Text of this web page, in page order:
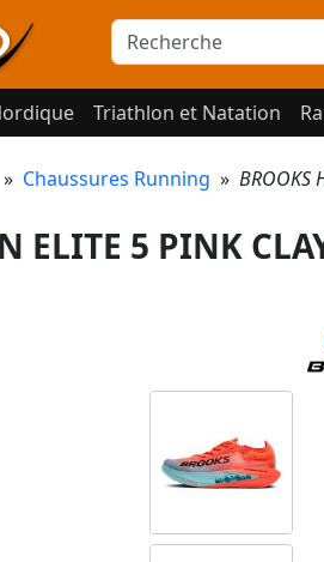
Triathlon et Natation
» Chaussures Running » BROOKS
ELITE 5 PINK